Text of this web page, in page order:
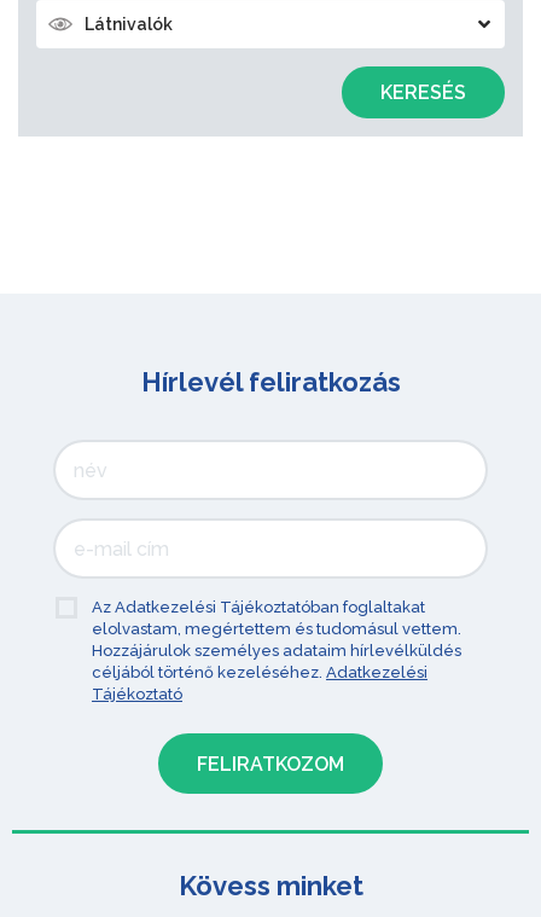
Látnivalók
KERESÉS
Hírlevél feliratkozás
Az Adatkezelési Tájékoztatóban foglaltakat
elolvastam, megértettem és tudomásul vettem.
Hozzájárulok személyes adataim hírlevélküldés
céljából történő kezeléséhez. Adatkezelési
Tájékoztató
Kövess minket